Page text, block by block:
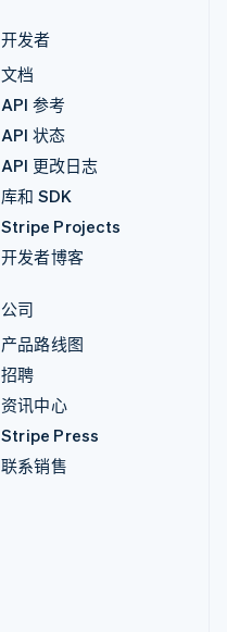
开发者
文档
API 参考
API 状态
API 更改日志
库和 SDK
Stripe Projects
开发者博客
公司
产品路线图
招聘
资讯中心
Stripe Press
联系销售